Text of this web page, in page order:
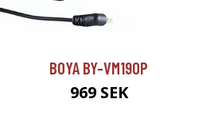
BOYA BY-VM190P
969 SEK